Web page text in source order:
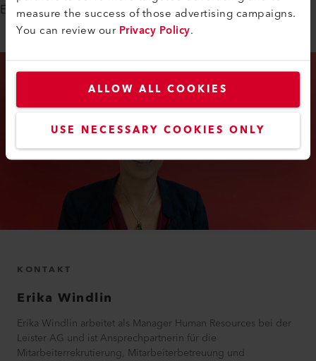
measure the success of those advertising campaigns.
You can review ourPrivacy Policy.
ALLOW ALL COOKIES
USE NECESSARY COOKIES ONLY
Erika Windlin freut sich darauf, Dich kennenzulernen.
KONTAKT
Erika Windlin
Erika Windlin arbeitet als Manager Human Resources bei der
Leister AG und ist Ansprechpartnerin für die
Mitarbeiterrekrutierung, Mitarbeiterbetreuung und